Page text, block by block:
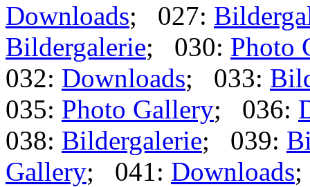
Downloads; 027:
Bildergalerie; 030: Photo
032: Downloads; 033:
035: Photo Gallery; 036:
038: Bildergalerie; 039:
Gallery; 041: Downloads